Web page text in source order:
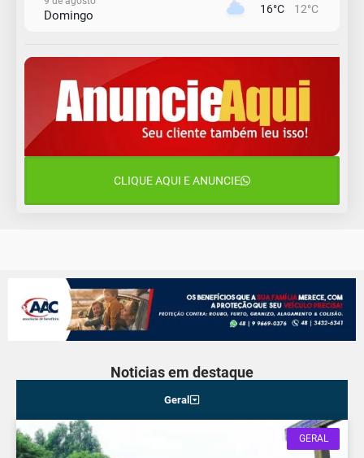
Domingo 16°C 12°C
Segunda-Feira 13°C 11°C
11 de agosto
Terça-Feira
CLIQUE AQUI E ANUNCIE
Noticias em destaque
Geral
GERAL